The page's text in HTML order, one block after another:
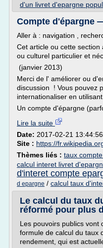
d'un livret d'epargne
Compte d'épargne
Aller à : navigation ,
Cet article ou cette
ou culturel particulier et
(janvier 2013)
Merci de l' améliorer ou
discussion ! Vous pouvez
internationaliser en
Un compte d'épargne
Lire la suite
Date: 2017-02-21 13:44:56
Site : https://
Thèmes liés : taux
calcul interet livret
d'interet compte
d epargne / calcul taux
Le calcul du taux
réformé pour plus
Les pouvoirs publics vont
formule de calcul du taux
rendement, qui est